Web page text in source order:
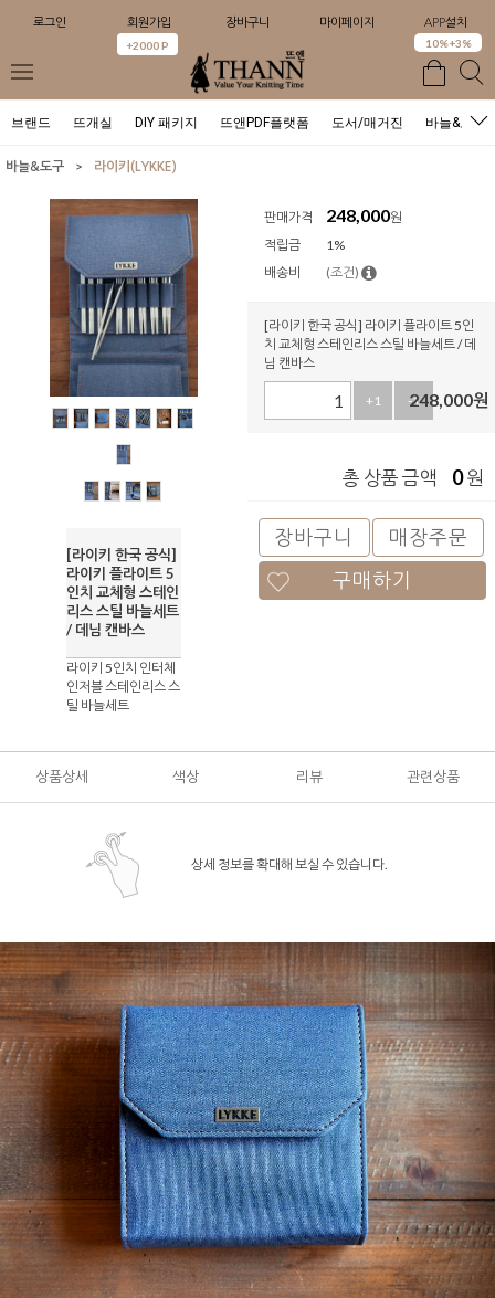
로그인 회원가입
+2000 P
장바구니 마이페이지 APP설치
10%+3%
브랜드 뜨개실 DIY 패키지 뜨앤PDF플랫폼 도서/매거진 바늘&도구
바늘&도구 > 라이키(LYKKE)
[라이키 한국 공식]
라이키 플라이트 5
인치 교체형 스테인
리스 스틸 바늘세트
/ 데님 캔바스
라이키 5인치 인터체
인저블 스테인리스 스
틸 바늘세트
판매가격 248,000원
적립금
1%
배송비
(조건)
[라이키 한국 공식] 라이키 플라이트 5인
치 교체형 스테인리스 스틸 바늘세트 / 데
님 캔바스
+1 -1
248,000원
총 상품 금액 0원
장바구니
매장주문
구매하기
상품상세 색상 리뷰 관련상품
상세 정보를 확대해 보실 수 있습니다.